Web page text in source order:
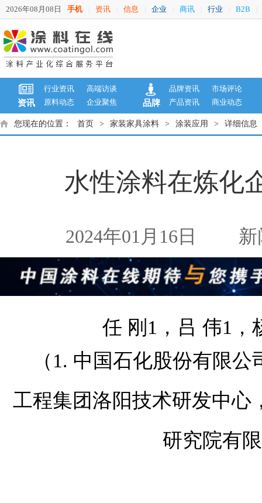
2026年08月08日 手机 资讯 信息 企业 商讯 行业 B2B
资讯
行业资讯
高端访谈
原料动态
企业聚焦 品牌
品牌资讯
市场评论
产品资讯
商业动态
您现在的位置： 首页 > 家装家具涂料 > 涂装应用 > 详细信息
水性涂料在炼化
2024年01月16日 新
任 刚1，吕 伟1，
（1. 中国石化股份有限
工程集团洛阳技术研发中心
研究院有